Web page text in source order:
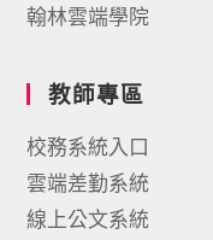
翰林雲端學院
教師專區
校務系統入口
雲端差勤系統
線上公文系統